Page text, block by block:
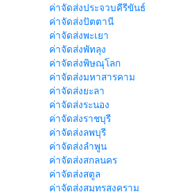
ค่าจัดส่งประจวบคีรีขันธ์
ค่าจัดส่งปัตตานี
ค่าจัดส่งพะเยา
ค่าจัดส่งพัทลุง
ค่าจัดส่งพิษณุโลก
ค่าจัดส่งมหาสารคาม
ค่าจัดส่งยะลา
ค่าจัดส่งระนอง
ค่าจัดส่งราชบุรี
ค่าจัดส่งลพบุรี
ค่าจัดส่งลำพูน
ค่าจัดส่งสกลนคร
ค่าจัดส่งสตูล
ค่าจัดส่งสมุทรสงคราม